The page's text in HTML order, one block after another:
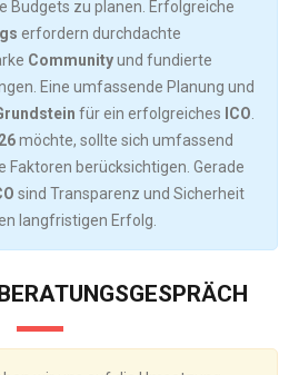
Budgets zu planen. Erfolgreiche
erfordern durchdachte
Communityund fundierte
Eine umfassende Planung und
für ein erfolgreiches ICO
möchte, sollte sich umfassend
Faktoren berücksichtigen. Gerade
sind Transparenz und Sicherheit
langfristigen Erfolg.